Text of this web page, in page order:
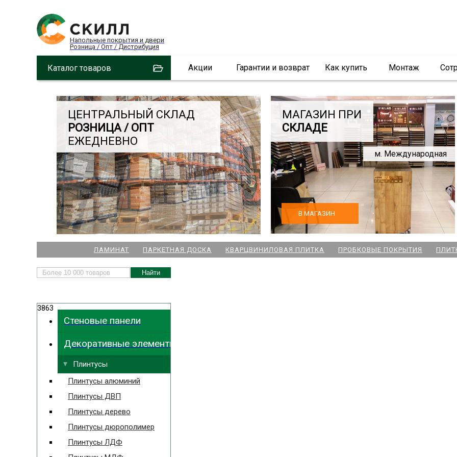
Напольные покрытия и двери
Розница / Опт / Дистрибуция
Каталог товаров Акции Гарантии и возврат Как купить Монтаж
ЦЕНТРАЛЬНЫЙ СКЛАД
РОЗНИЦА / ОПТ
ЕЖЕДНЕВНО
МАГАЗИН ПРИ
СКЛАДЕ
м. Международная
В МАГАЗИН
НАШИ МАГАЗИНЫ
Выбрать
ближайший
ЛАМИНАТ ПАРКЕТНАЯ ДОСКА КВАРЦВИНИЛОВАЯ ПЛИТКА ПРОБКОВЫЕ ПОКРЫТИЯ
3863
Стеновые панели
Декоративные элементы
Плинтусы
Плинтусы алюминий
Плинтусы ДВП
Плинтусы дерево
Плинтусы дюрополимер
Плинтусы ЛДФ